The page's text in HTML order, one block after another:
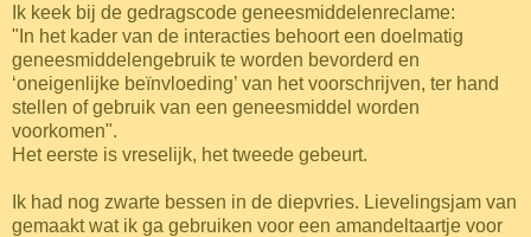
Ik keek bij de gedragscode geneesmiddelenreclame:
"In het kader van de interacties behoort een doelmatig
geneesmiddelengebruik te worden bevorderd en
‘oneigenlijke beïnvloeding’ van het voorschrijven, ter hand
stellen of gebruik van een geneesmiddel worden
voorkomen".
Het eerste is vreselijk, het tweede gebeurt.
Ik had nog zwarte bessen in de diepvries. Lievelingsjam van
gemaakt wat ik ga gebruiken voor een amandeltaartje voor